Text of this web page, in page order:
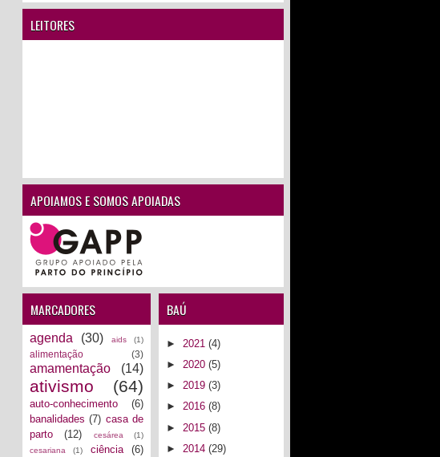
LEITORES
APOIAMOS E SOMOS APOIADAS
MARCADORES
agenda (30) aids (1)
alimentação (3)
amamentação (14)
ativismo (64)
auto-conhecimento
(6)
banalidades (7) casa de
parto
(12) cesárea
(1)
cesariana
(1) ciência
(6)
BAÚ
► 2021 (4)
► 2020 (5)
► 2019 (3)
► 2016 (8)
► 2015 (8)
► 2014 (29)